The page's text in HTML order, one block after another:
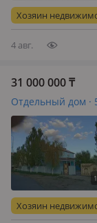
Хозяин
4 авг.
31 000 000₸
Отдельный дом ·
Хозяин